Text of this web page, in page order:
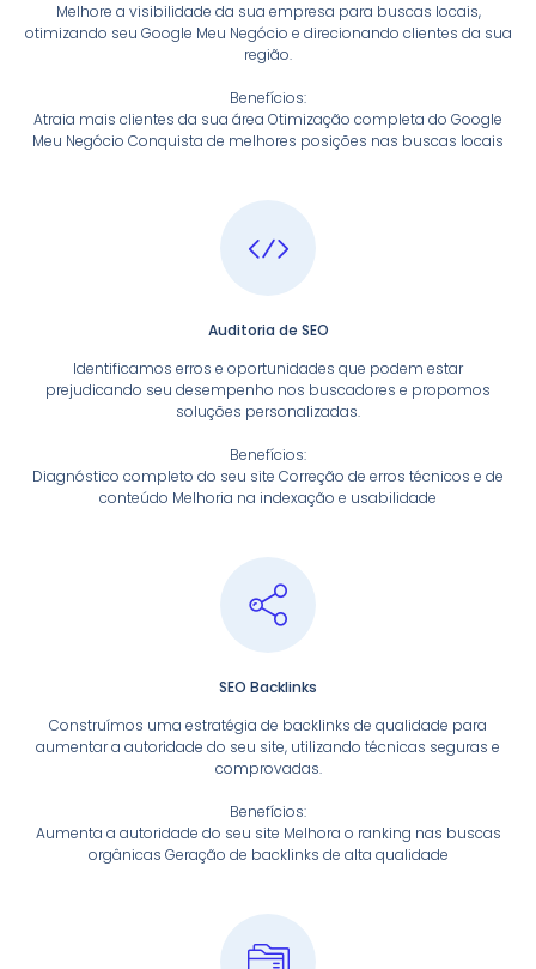
Melhore a visibilidade da sua empresa para buscas locais,
otimizando seu Google Meu Negócio e direcionando clientes da sua
região.
Benefícios:
Atraia mais clientes da sua área Otimização completa do Google
Meu Negócio Conquista de melhores posições nas buscas locais
Auditoria de SEO
Identificamos erros e oportunidades que podem estar
prejudicando seu desempenho nos buscadores e propomos
soluções personalizadas.
Benefícios:
Diagnóstico completo do seu site Correção de erros técnicos e de
conteúdo Melhoria na indexação e usabilidade
SEO Backlinks
Construímos uma estratégia de backlinks de qualidade para
aumentar a autoridade do seu site, utilizando técnicas seguras e
comprovadas.
Benefícios:
Aumenta a autoridade do seu site Melhora o ranking nas buscas
orgânicas Geração de backlinks de alta qualidade